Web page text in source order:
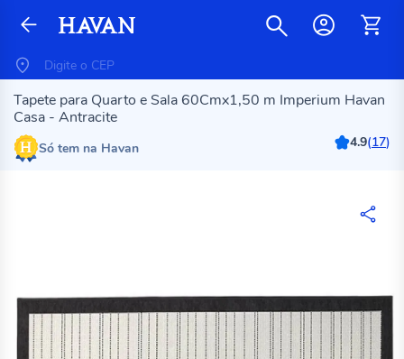
Tapete para Quarto e Sala 60Cmx1,50 m Imperium Havan
Casa - Antracite
Só tem na Havan 4.9(17)